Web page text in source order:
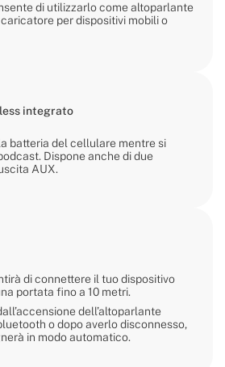
di utilizzarlo come altoparlante
per dispositivi mobili o
integrato
batteria del cellulare mentre si
Dispone anche di due
AUX.
di connettere il tuo dispositivo
portata fino a 10 metri.
dell’altoparlante
o dopo averlo disconnesso,
in modo automatico.